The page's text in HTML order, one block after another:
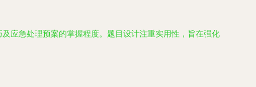
应急处理预案的掌握程度。题目设计注重实用性，旨在强化